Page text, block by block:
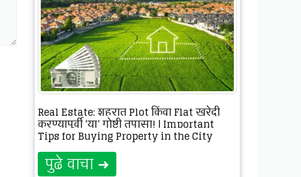
Real Estate: शहरात Plot किंवा Flat खरेदी
करण्यापूर्वी ‘या’ गोष्टी तपासा! | Important
Tips for Buying Property in the City
पुढे वाचा ➜